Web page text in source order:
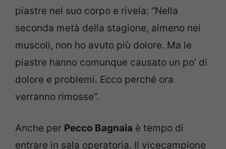
piastre nel suo corpo e rivela: “Nella
seconda metà della stagione, almeno nei
muscoli, non ho avuto più dolore. Ma le
piastre hanno comunque causato un po’ di
dolore e problemi. Ecco perché ora
verranno rimosse”.
Anche per Pecco Bagnaia è tempo di
entrare in sala operatoria. Il vicecampione